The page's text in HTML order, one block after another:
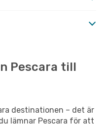
Pescara till
destinationen – det är
lämnar Pescara för att